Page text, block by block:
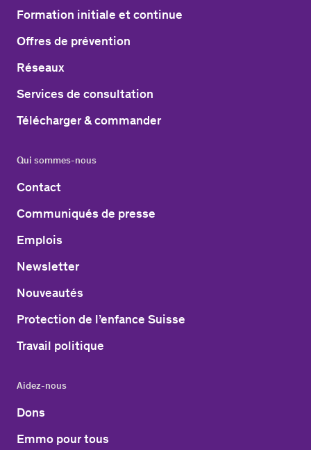
Formation initiale et continue
Offres de prévention
Réseaux
Services de consultation
Télécharger & commander
Qui sommes-nous
Contact
Communiqués de presse
Emplois
Newsletter
Nouveautés
Protection de l’enfance Suisse
Travail politique
Aidez-nous
Dons
Emmo pour tous